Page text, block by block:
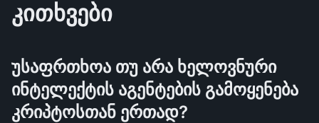
კითხვები
უსაფრთხოა თუ არა ხელოვნური
ინტელექტის აგენტების გამოყენება
კრიპტოსთან ერთად?